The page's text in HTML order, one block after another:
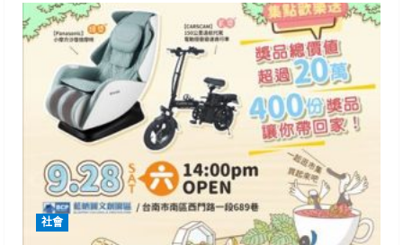
立
南
醫
協
力
響
應
病
人
安
全
週
社會